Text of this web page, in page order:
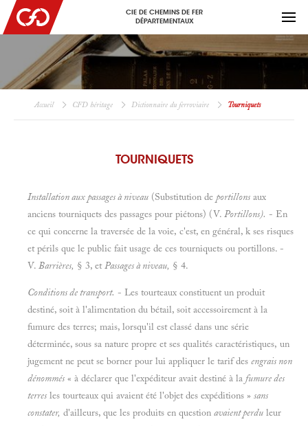
CIE DE CHEMINS DE FER
DÉPARTEMENTAUX
Accueil CFD héritage Dictionnaire du ferroviaire Tourniquets
TOURNIQUETS
Installation aux passages à niveau (Substitution de portillons aux
anciens tourniquets des passages pour piétons) (V. Portillons). - En
ce qui concerne la traversée de la voie, c'est, en général, k ses risques
et périls que le public fait usage de ces tourniquets ou portillons. -
V. Barrières, § 3, etPassages à niveau, § 4.
Conditions de transport. - Les tourteaux constituent un produit
destiné, soit à l'alimentation du bétail, soit accessoirement à la
fumure des terres; mais, lorsqu'il est classé dans une série
déterminée, sous sa nature propre et ses qualités caractéristiques, un
jugement ne peut se borner pour lui appliquer le tarif des engrais non
dénommés « à déclarer que l'expéditeur avait destiné à la fumure des
terres les tourteaux qui avaient été l'objet des expéditions » sans
constater, d'ailleurs, que les produits en question avaient perdu leur